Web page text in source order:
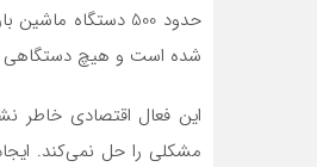
حدود 500 دستگاه
شده است و هیچ
این فعال اقتصادی خاطر
مشکلی را حل نمی‌کند.